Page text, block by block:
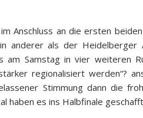
Anschluss an die ersten
anderer als der
am Samstag in vier weiteren
regionalisiert werden“?
Stimmung dann die
haben es ins Halbfinale